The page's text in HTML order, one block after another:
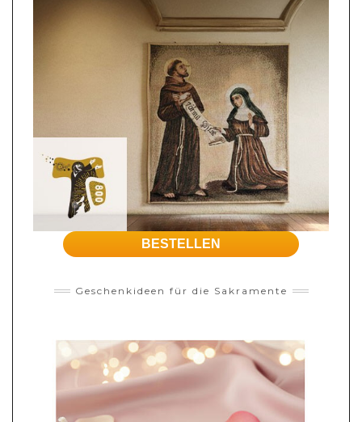
BESTELLEN
Geschenkideen für die Sakramente